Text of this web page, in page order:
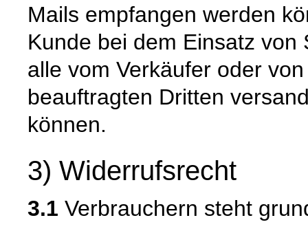
Mails empfangen werden
Kunde bei dem Einsatz
alle vom Verkäufer oder
beauftragten Dritten
können.
3) Widerrufsrecht
3.1 Verbrauchern steht